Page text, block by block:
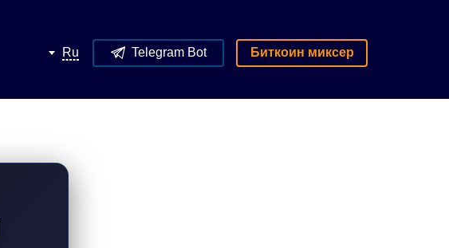
Ru Telegram Bot Биткоин миксер